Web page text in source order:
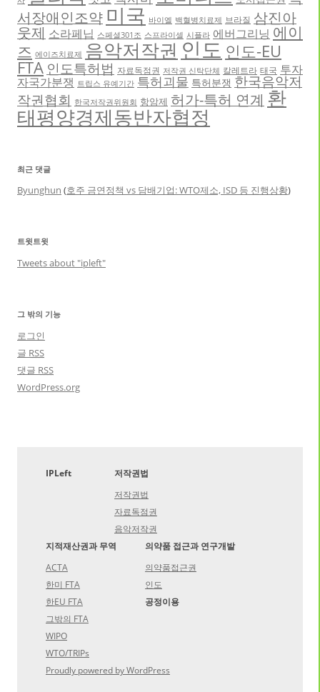
서장애인조약 미국 바이엘 백혈병치료제 브라질 삼진아
웃제 소라페닙 스페셜301조 스프라이셀 시플라 에버그리닝 에이
즈 에이즈치료제 음악저작권 인도 인도-EU
FTA 인도특허법 자료독점권 저작권 신탁단체 칼레트라 태국 투자
자국가분쟁 트립스 유예기간 특허괴물 특허분쟁 한국음악저
작권협회 한국저작권위원회 항암제 허가-특허 연계 환
태평양경제동반자협정
최근 댓글
Byunghun (호주 금연정책 vs 담배기업: WTO제소, ISD 등 진행상황)
트윗트윗
Tweets about "ipleft"
그 밖의 기능
로그인
글 RSS
댓글 RSS
WordPress.org
IPLeft
저작권법
저작권법
자료독점권
음악저작권
지적재산권과 무역
ACTA
한미 FTA
한EU FTA
그밖의 FTA
WIPO
WTO/TRIPs
의약품 접근과 연구개발
의약품접근권
인도
공정이용
Proudly powered by WordPress